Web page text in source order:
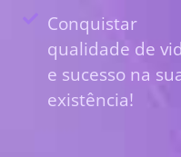
Conquistar
qualidade de
e sucesso na
existência!